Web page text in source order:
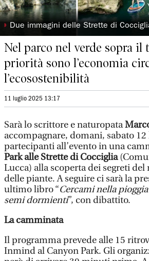
◗ Due immagini delle Strette di
Nel parco nel verde sopra il
priorità sono l’economia
l’ecosostenibilità
11 luglio 2025 13:17
Sarà lo scrittore e naturopata
accompagnare, domani, sabato
partecipanti all’evento in una
Park alle Strette di Cocciglia
Lucca) alla scoperta dei segreti
delle piante. A seguire ci sarà la
ultimo libro “Cercami nella
semi dormienti”, con dibattito.
La camminata
Il programma prevede alle 15
Inmind al Canyon Park. Gli